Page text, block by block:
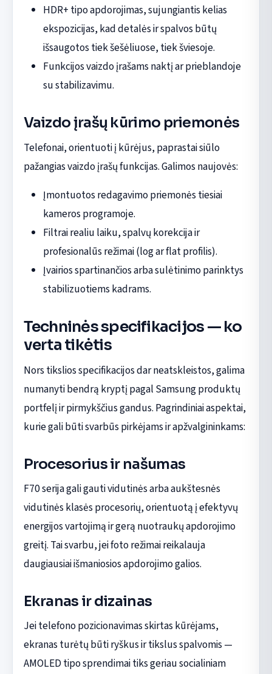
HDR+ tipo apdorojimas, sujungiantis kelias
ekspozicijas, kad detalės ir spalvos būtų
išsaugotos tiek šešėliuose, tiek šviesoje.
Funkcijos vaizdo įrašams naktį ar prieblandoje
su stabilizavimu.
Vaizdo įrašų kūrimo priemonės
Telefonai, orientuoti į kūrėjus, paprastai siūlo
pažangias vaizdo įrašų funkcijas. Galimos naujovės:
Įmontuotos redagavimo priemonės tiesiai
kameros programoje.
Filtrai realiu laiku, spalvų korekcija ir
profesionalūs režimai (log ar flat profilis).
Įvairios spartinančios arba sulėtinimo parinktys
stabilizuotiems kadrams.
Techninės specifikacijos — ko
verta tikėtis
Nors tikslios specifikacijos dar neatskleistos, galima
numanyti bendrą kryptį pagal Samsung produktų
portfelį ir pirmykščius gandus. Pagrindiniai aspektai,
kurie gali būti svarbūs pirkėjams ir apžvalgininkams:
Procesorius ir našumas
F70 serija gali gauti vidutinės arba aukštesnės
vidutinės klasės procesorių, orientuotą į efektyvų
energijos vartojimą ir gerą nuotraukų apdorojimo
greitį. Tai svarbu, jei foto režimai reikalauja
daugiausiai išmaniosios apdorojimo galios.
Ekranas ir dizainas
Jei telefono pozicionavimas skirtas kūrėjams,
ekranas turėtų būti ryškus ir tikslus spalvomis —
AMOLED tipo sprendimai tiks geriau socialiniam